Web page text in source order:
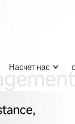
Насчет нас